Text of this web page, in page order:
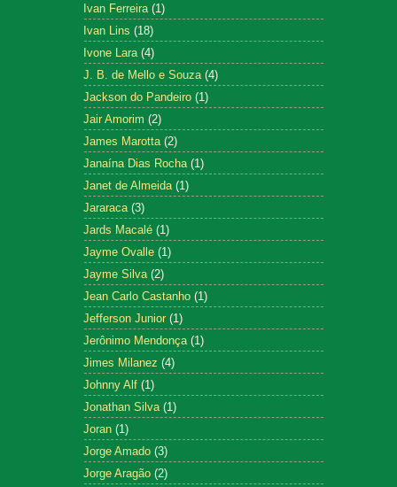
Ivan Ferreira (1)
Ivan Lins (18)
Ivone Lara (4)
J. B. de Mello e Souza (4)
Jackson do Pandeiro (1)
Jair Amorim (2)
James Marotta (2)
Janaína Dias Rocha (1)
Janet de Almeida (1)
Jararaca (3)
Jards Macalé (1)
Jayme Ovalle (1)
Jayme Silva (2)
Jean Carlo Castanho (1)
Jefferson Junior (1)
Jerônimo Mendonça (1)
Jimes Milanez (4)
Johnny Alf (1)
Jonathan Silva (1)
Joran (1)
Jorge Amado (3)
Jorge Aragão (2)